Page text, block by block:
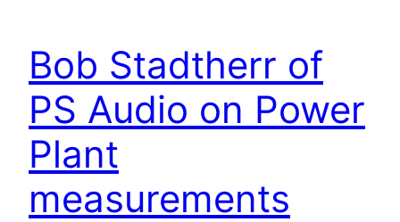
Bob Stadtherr of
PS Audio on Power
Plant
measurements